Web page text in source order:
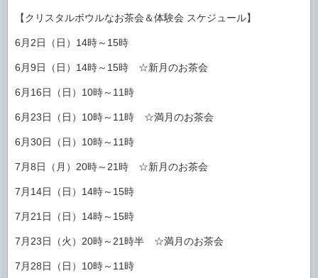
【クリスタルボウルなお茶会＆体験会 スケジュール】
6月2日（日）14時～15時
6月9日（日）14時～15時 ☆新月のお茶会
6月16日（日）10時～11時
6月23日（日）10時～11時 ☆満月のお茶会
6月30日（日）10時～11時
7月8日（月）20時～21時 ☆新月のお茶会
7月14日（日）14時～15時
7月21日（日）14時～15時
7月23日（火）20時～21時半 ☆満月のお茶会
7月28日（日）10時～11時